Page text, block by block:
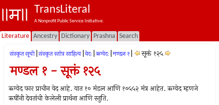
TransLiteral
A Nonprofit Public Service Initiative.
Literature Ancestry Dictionary Prashna Search
संस्कृत सूची संस्कृत स्तोत्र साहित्य वेदः ऋग्वेदः मण्डल १ सूक्तं १२५
मण्डल १ - सूक्तं १२५
ऋग्वेद फार प्राचीन वेद आहे. यात १० मंडल आणि १०५५२ मंत्र आहेत. ऋग्वेद म्हणजे
ऋषींनी देवतांची केलेली प्रार्थना आणि स्तुति.